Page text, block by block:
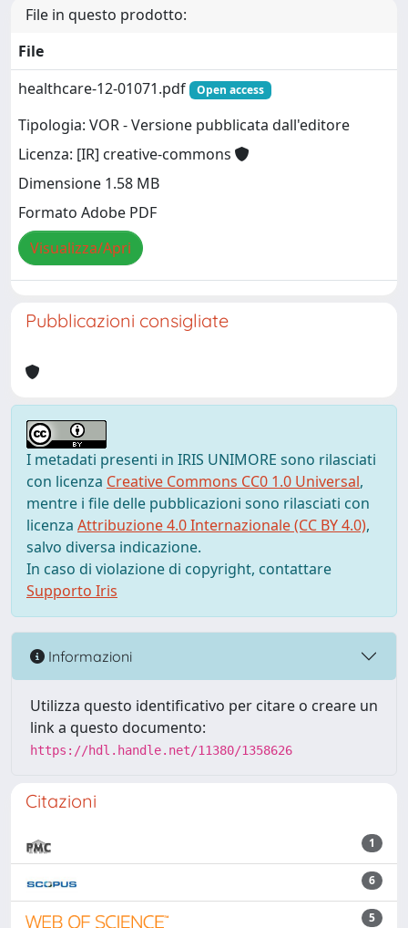
File in questo prodotto:
File
healthcare-12-01071.pdf
Open access
Tipologia: VOR - Versione pubblicata dall'editore
Licenza: [IR] creative-commons
Dimensione 1.58 MB
Formato Adobe PDF
Visualizza/Apri
Pubblicazioni consigliate
I metadati presenti in IRIS UNIMORE sono rilasciati
con licenza Creative Commons CC0 1.0 Universal,
mentre i file delle pubblicazioni sono rilasciati con
licenza Attribuzione 4.0 Internazionale (CC BY 4.0),
salvo diversa indicazione.
In caso di violazione di copyright, contattare
Supporto Iris
Informazioni
Utilizza questo identificativo per citare o creare un
link a questo documento:
https://hdl.handle.net/11380/1358626
Citazioni
1
6
5